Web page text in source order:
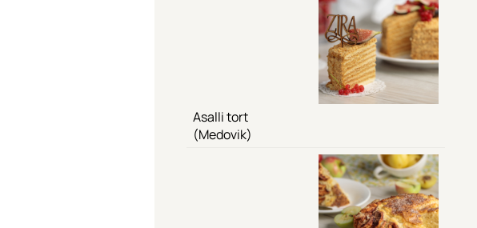
Asalli tort
(Medovik)